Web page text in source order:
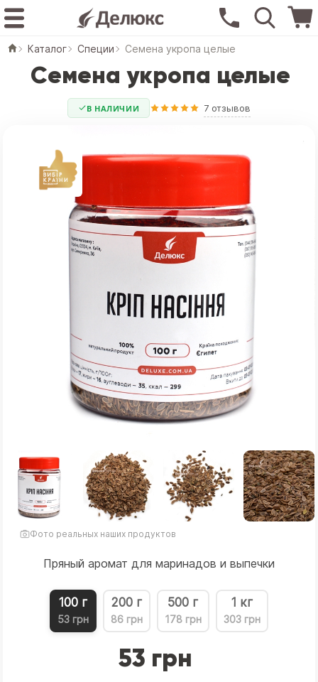
Каталог Специи Семена укропа целые
Семена укропа целые
В НАЛИЧИИ 7 отзывов
Фото реальных наших продуктов
Пряный аромат для маринадов и выпечки
100 г
53 грн
200 г
86 грн
500 г
178 грн
1 кг
303 грн
53 грн